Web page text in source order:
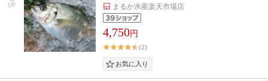
UP まるか水産楽天市場店
4,750円
(2)